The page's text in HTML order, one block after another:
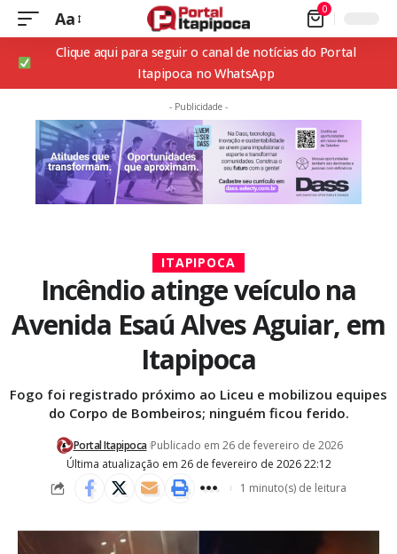
Aa 0
Clique aqui para seguir o canal de notícias do Portal
Itapipoca no WhatsApp
- Publicidade -
ITAPIPOCA
Incêndio atinge veículo na
Avenida Esaú Alves Aguiar, em
Itapipoca
Fogo foi registrado próximo ao Liceu e mobilizou equipes
do Corpo de Bombeiros; ninguém ficou ferido.
Última atualização em 26 de fevereiro de 2026 22:12
Portal Itapipoca Publicado em 26 de fevereiro de 2026
1 minuto(s) de leitura